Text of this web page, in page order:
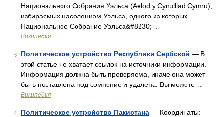
Национального Собрания Уэльса (Aelod у Cynulliad Cymru),
избираемых населением Уэльса, одного из которых
Национальное Собрание Уэльса&#8230; …
Википедия
3 Политическое устройство Республики Сербской — В
этой статье не хватает ссылок на источники информации.
Информация должна быть проверяема, иначе она может
быть поставлена под сомнение и удалена. Вы можете …
Википедия
4 Политическое устройство Пакистана — Координаты: